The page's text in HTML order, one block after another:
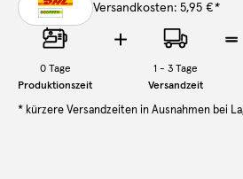
Versandkosten: 5,95 €*
0Tage
Produktionszeit
1 - 3 Tage
Versandzeit
* kürzere Versandzeiten in Ausnahmen bei